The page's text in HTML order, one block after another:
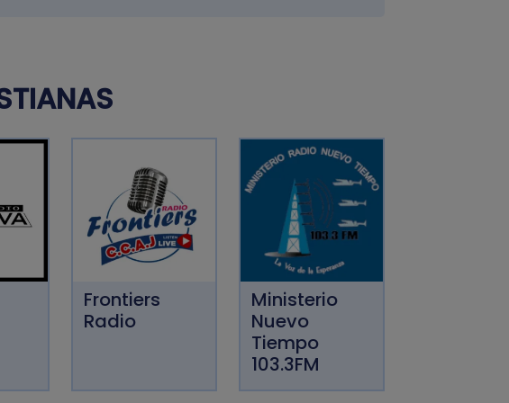
Frontiers
Radio
Ministerio
Nuevo
Tiempo
103.3FM